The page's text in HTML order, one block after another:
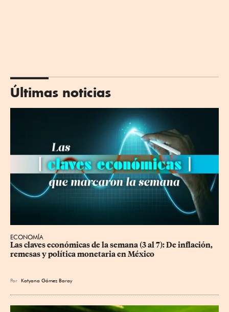
Últimas noticias
ECONOMÍA
Las claves económicas de la semana (3 al 7): De inflación,
remesas y política monetaria en México
Por Katyana Gómez Baray